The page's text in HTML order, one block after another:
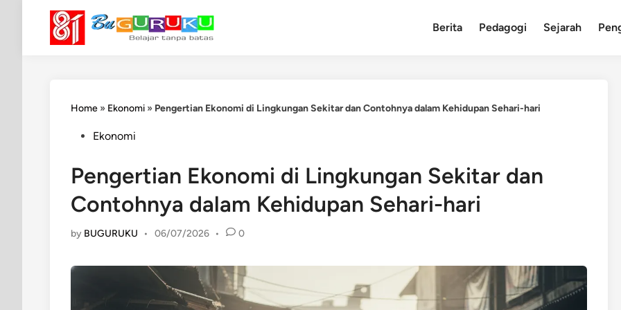
content
Berita Pedagogi Sejarah
Home » Ekonomi » Pengertian Ekonomi di Lingkungan Sekitar dan Contohnya dalam Kehidupan Sehari-hari
PostedEkonomi
Pengertian Ekonomi di Lingkungan Sekitar dan
Contohnya dalam Kehidupan Sehari-hari
by BUGURUKU • 06/07/2026 • 0